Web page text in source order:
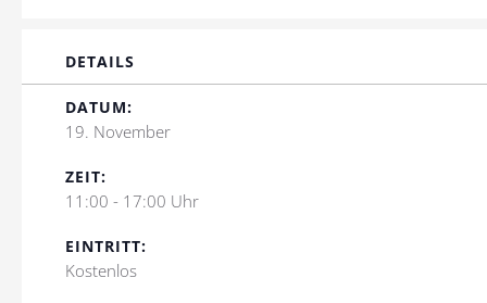
DETAILS
DATUM:
19. November
ZEIT:
11:00 - 17:00 Uhr
EINTRITT:
Kostenlos